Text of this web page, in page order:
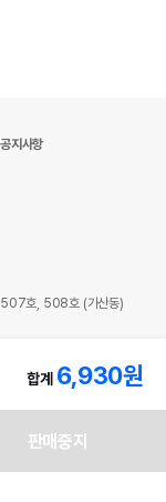
합계 6,930원
판매중지
공지사항
507호, 508호 (가산동)